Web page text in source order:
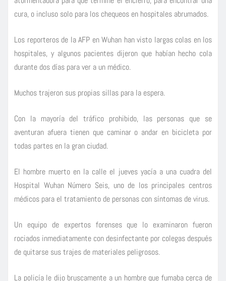
cura, o incluso solo para los chequeos en hospitales abrumados.
Los reporteros de la AFP en Wuhan han visto largas colas en los
hospitales, y algunos pacientes dijeron que habían hecho cola
durante dos días para ver a un médico.
Muchos trajeron sus propias sillas para la espera.
Con la mayoría del tráfico prohibido, las personas que se
aventuran afuera tienen que caminar o andar en bicicleta por
todas partes en la gran ciudad.
El hombre muerto en la calle el jueves yacía a una cuadra del
Hospital Wuhan Número Seis, uno de los principales centros
médicos para el tratamiento de personas con síntomas de virus.
Un equipo de expertos forenses que lo examinaron fueron
rociados inmediatamente con desinfectante por colegas después
de quitarse sus trajes de materiales peligrosos.
La policía le dijo bruscamente a un hombre que fumaba cerca de